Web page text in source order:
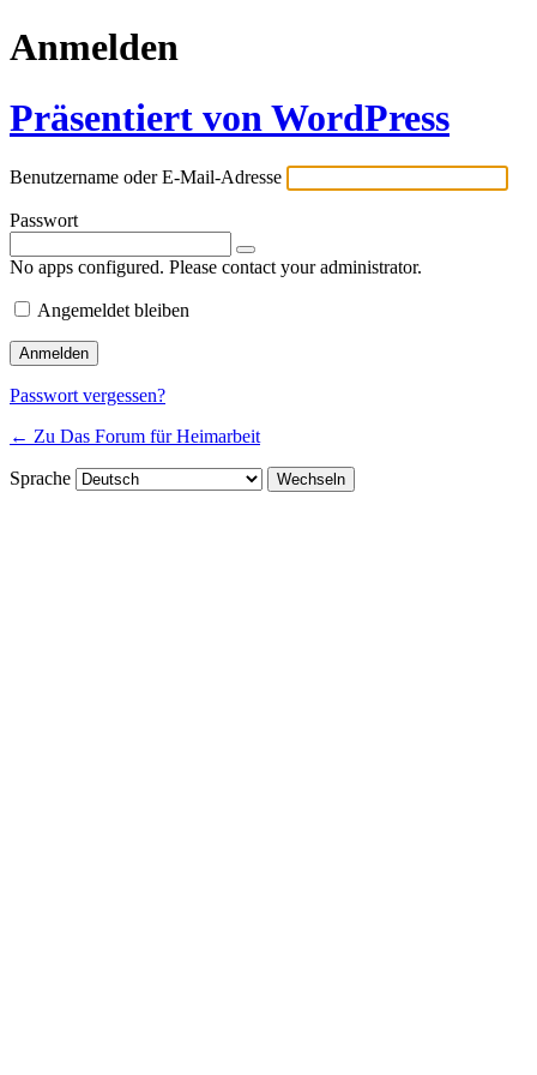
Anmelden
Präsentiert von WordPress
Benutzername oder E-Mail-Adresse
Passwort
No apps configured. Please contact your administrator.
Angemeldet bleiben
Passwort vergessen?
← Zu Das Forum für Heimarbeit
Sprache